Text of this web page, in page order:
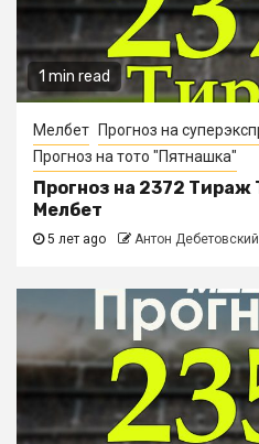
1 min read
Мелбет
Прогноз на
Прогноз на тото "Пятнашка"
Прогноз на 2372
Мелбет
5 лет ago Антон Дебетовский